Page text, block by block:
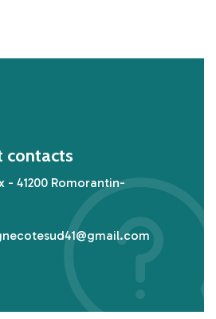
contacts
- 41200 Romorantin-